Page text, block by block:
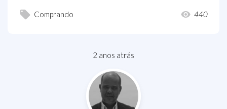
Comprando 440
2 anos atrás